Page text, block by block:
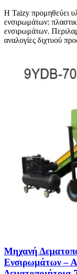
Η Taizy προμηθεύει
ενσιρωμάτων:
ενσιρωμάτων.
αναλογίες διχτυού
Μηχανή
Ενσιρωμάτων –